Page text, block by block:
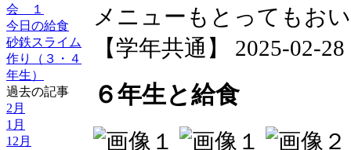
会 １
今日の給食
砂鉄スライム
作り（３・４
年生）
過去の記事
2月
1月
12月
メニューもとってもお
【学年共通】 2025-02-
６年生と給食